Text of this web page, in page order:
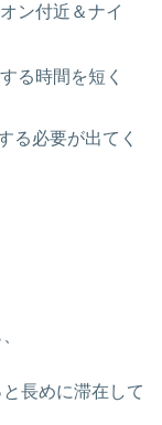
ン付近＆ナイ
る時間を短く
る必要が出てく
長めに滞在して